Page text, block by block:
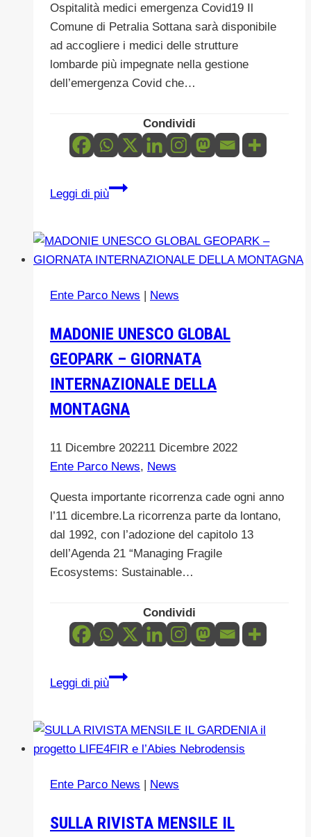
Ospitalità medici emergenza Covid19 Il
Comune di Petralia Sottana sarà disponibile
ad accogliere i medici delle strutture
lombarde più impegnate nella gestione
dell’emergenza Covid che…
Condividi
Leggi di più
OSPITALITA’
Covid19-
Aggiornamento
Ente Parco News | News
MADONIE UNESCO GLOBAL
GEOPARK – GIORNATA
INTERNAZIONALE DELLA
MONTAGNA
11 Dicembre 202211 Dicembre 2022
Ente Parco News, News
Questa importante ricorrenza cade ogni anno
l’11 dicembre.La ricorrenza parte da lontano,
dal 1992, con l’adozione del capitolo 13
dell’Agenda 21 “Managing Fragile
Ecosystems: Sustainable…
Condividi
Leggi di più
MADONIE
GEOPARK
–
INTERNAZIONALE
MONTAGNA
Ente Parco News | News
SULLA RIVISTA MENSILE IL